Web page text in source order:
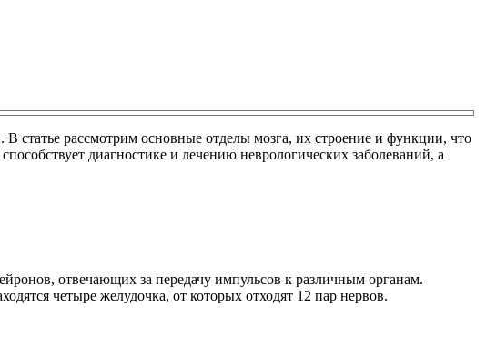
рассмотрим основные отделы мозга, их строение и функции, что
диагностике и лечению неврологических заболеваний, а
отвечающих за передачу импульсов к различным органам.
четыре желудочка, от которых отходят 12 пар нервов.